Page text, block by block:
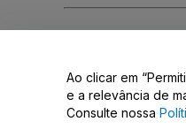
Não compartilhar
Ao clicar em
e a relevância de
Consulte nossa